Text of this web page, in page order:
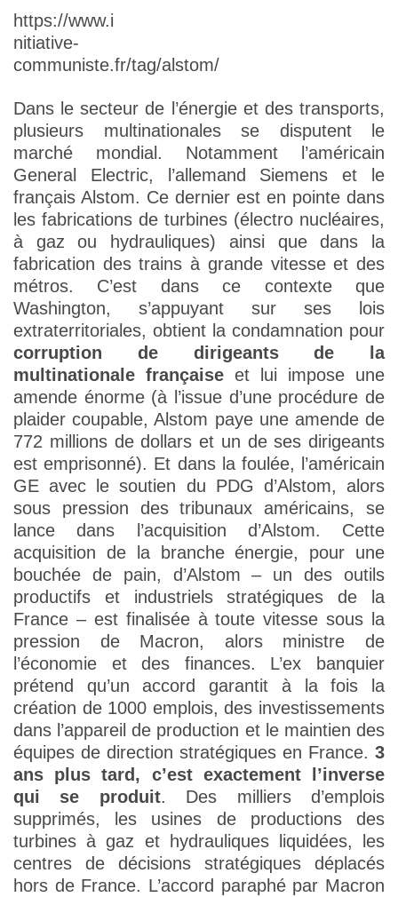
https://www.i
nitiative-
communiste.fr/tag/alstom/
Dans le secteur de l’énergie et des transports,
plusieurs multinationales se disputent le
marché mondial. Notamment l’américain
General Electric, l’allemand Siemens et le
français Alstom. Ce dernier est en pointe dans
les fabrications de turbines (électro nucléaires,
à gaz ou hydrauliques) ainsi que dans la
fabrication des trains à grande vitesse et des
métros. C’est dans ce contexte que
Washington, s’appuyant sur ses lois
extraterritoriales, obtient la condamnation pour
corruption de dirigeants de la
multinationale française et lui impose une
amende énorme (à l’issue d’une procédure de
plaider coupable, Alstom paye une amende de
772 millions de dollars et un de ses dirigeants
est emprisonné). Et dans la foulée, l’américain
GE avec le soutien du PDG d’Alstom, alors
sous pression des tribunaux américains, se
lance dans l’acquisition d’Alstom. Cette
acquisition de la branche énergie, pour une
bouchée de pain, d’Alstom – un des outils
productifs et industriels stratégiques de la
France – est finalisée à toute vitesse sous la
pression de Macron, alors ministre de
l’économie et des finances. L’ex banquier
prétend qu’un accord garantit à la fois la
création de 1000 emplois, des investissements
dans l’appareil de production et le maintien des
équipes de direction stratégiques en France. 3
ans plus tard, c’est exactement l’inverse
qui se produit. Des milliers d’emplois
supprimés, les usines de productions des
turbines à gaz et hydrauliques liquidées, les
centres de décisions stratégiques déplacés
hors de France. L’accord paraphé par Macron